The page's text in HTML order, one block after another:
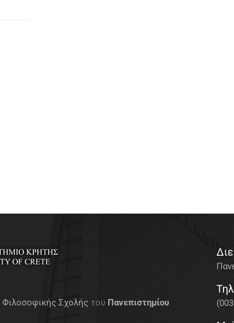
Φιλοσοφικής Σχολής του Πανεπιστημίου